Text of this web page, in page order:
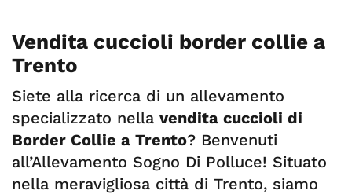
Vendita cuccioli border collie a
Trento
Siete alla ricerca di un allevamento
specializzato nella vendita cuccioli di
Border Collie a Trento? Benvenuti
all’Allevamento Sogno Di Polluce! Situato
nella meravigliosa città di Trento, siamo